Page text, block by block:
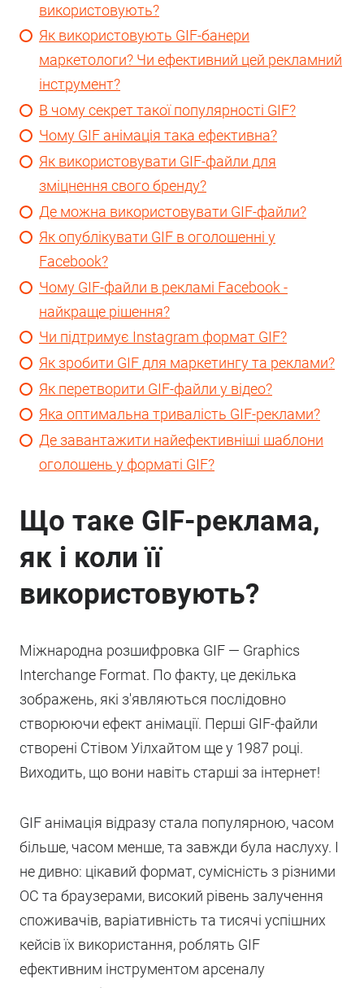
використовують?
Як використовують GIF-банери
маркетологи? Чи ефективний цей рекламний
інструмент?
В чому секрет такої популярності GIF?
Чому GIF анімація така ефективна?
Як використовувати GIF-файли для
зміцнення свого бренду?
Де можна використовувати GIF-файли?
Як опублікувати GIF в оголошенні у
Facebook?
Чому GIF-файли в рекламі Facebook -
найкраще рішення?
Чи підтримує Instagram формат GIF?
Як зробити GIF для маркетингу та реклами?
Як перетворити GIF-файли у відео?
Яка оптимальна тривалість GIF-реклами?
Де завантажити найефективніші шаблони
оголошень у форматі GIF?
Що таке GIF-реклама,
як і коли її
використовують?
Міжнародна розшифровка GIF — Graphics
Interchange Format. По факту, це декілька
зображень, які з'являються послідовно
створюючи ефект анімації. Перші GIF-файли
створені Стівом Уілхайтом ще у 1987 році.
Виходить, що вони навіть старші за інтернет!
GIF анімація відразу стала популярною, часом
більше, часом менше, та завжди була наслуху. І
не дивно: цікавий формат, сумісність з різними
ОС та браузерами, високий рівень залучення
споживачів, варіативність та тисячі успішних
кейсів їх використання, роблять GIF
ефективним інструментом арсеналу